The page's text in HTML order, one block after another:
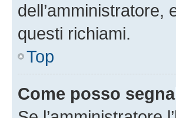
questi richiami.
Top
Come posso